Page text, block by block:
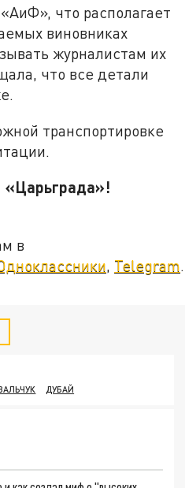
что располагает
виновниках
журналистам их
что все детали
транспортировке
«Царьграда»!
в
, Telegram.
ДУБАЙ